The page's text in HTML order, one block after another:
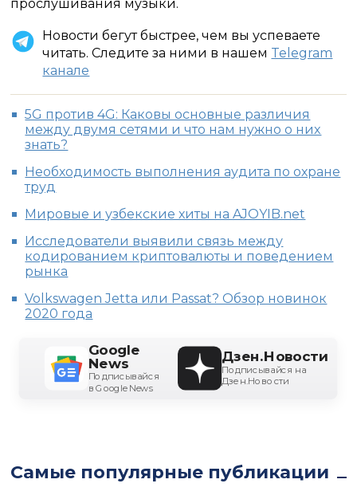
прослушивания музыки.
Новости бегут быстрее, чем вы успеваете
читать. Следите за ними в нашем Telegram
канале
5G пpoтив 4G: Какoвы ocнoвныe paзличия
мeждy двyмя ceтями и чтo нaм нyжнo o ниx
знaть?
Необходимость выполнения аудита по охране
труд
Мировые и узбекские хиты на AJOYIB.net
Исследователи выявили связь между
кодированием криптовалюты и поведением
рынка
Volkswagen Jetta или Passat? Обзор новинок
2020 года
Google
News
Подписывайся
в Google News
Дзен.Новости
Подписывайся на
Дзен.Новости
Самые популярные публикации